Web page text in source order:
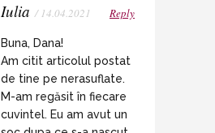
Iulia / 14.04.2021 Reply
Buna, Dana!
Am citit articolul postat
de tine pe nerasuflate.
M-am regăsit în fiecare
cuvintel. Eu am avut un